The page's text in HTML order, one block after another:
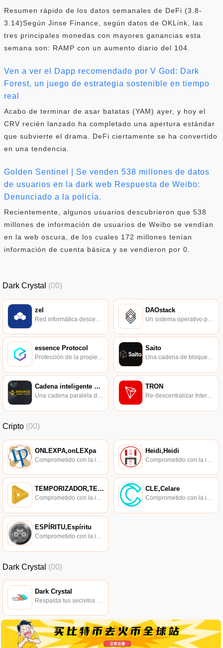
Resumen rápido de los datos semanales de DeFi (3.8-
3.14)Según Jinse Finance, según datos de OKLink, las
tres principales monedas con mayores ganancias esta
semana son: RAMP con un aumento diario del 104.
Ven a ver el Dapp recomendado por V God: Dark
Forest, un juego de estrategia sostenible en tiempo
real
Acabo de terminar de asar batatas (YAM) ayer, y hoy el
CRV recién lanzado ha completado una apertura estándar
que subvierte el drama. DeFi ciertamente se ha convertido
en una tendencia.
Golden Sentinel | Se venden 538 millones de datos
de usuarios en la dark web Respuesta de Weibo:
Denunciado a la policía.
Recientemente, algunos usuarios descubrieron que 538
millones de información de usuarios de Weibo se vendían
en la web oscura, de los cuales 172 millones tenían
información de cuenta básica y se vendieron por 0.
Dark Crystal (00)
zel DAOstack
essence Protocol
Protección de la propiedad intelectual del pan-entretenimiento.
Saito
Una cadena de bloques diseñada para manejar terabytes de datos.
Cadena inteligente de Binance
Una cadena paralela de Binance Chain.
TRON
Re-descentralizar Internet.
Cripto (00)
ONLEXPA,onLEXpa Heidi,Heidi
TEMPORIZADOR,TEMPORIZADOR
Comprometido con la investigación de políticas en los campos de las nuevas finanzas, las finanzas internacionales y los mercados financieros.
CLE,Celare
Comprometido con la investigación de políticas en los campos de las nuevas finanzas, las finanzas internacionales y los mercados financieros.
ESPÍRITU,Espíritu
Comprometido con la investigación de políticas en los campos de las nuevas finanzas, las finanzas internacionales y los mercados financieros.
Dark Crystal (00)
Dark Crystal